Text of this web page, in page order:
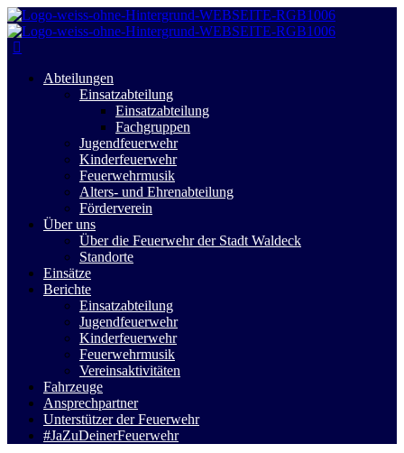
Abteilungen
Einsatzabteilung
Einsatzabteilung
Fachgruppen
Jugendfeuerwehr
Kinderfeuerwehr
Feuerwehrmusik
Alters- und Ehrenabteilung
Förderverein
Über uns
Über die Feuerwehr der Stadt Waldeck
Standorte
Einsätze
Berichte
Einsatzabteilung
Jugendfeuerwehr
Kinderfeuerwehr
Feuerwehrmusik
Vereinsaktivitäten
Fahrzeuge
Ansprechpartner
Unterstützer der Feuerwehr
#JaZuDeinerFeuerwehr